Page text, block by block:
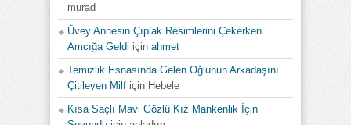
murad
Üvey Annesin Çıplak Resimlerini Çekerken
Amcığa Geldi için ahmet
Temizlik Esnasında Gelen Oğlunun Arkadaşını
Çitileyen Milf için Hebele
Kısa Saçlı Mavi Gözlü Kız Mankenlik İçin